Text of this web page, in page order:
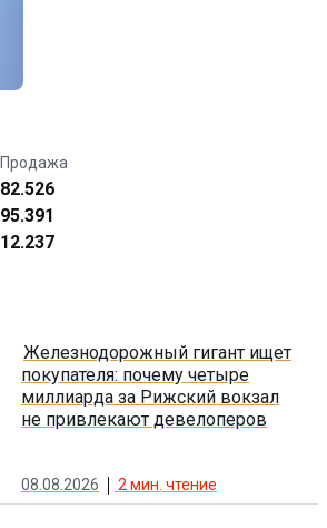
Продажа
82.526
95.391
12.237
Железнодорожный гигант ищет
покупателя: почему четыре
миллиарда за Рижский вокзал
не привлекают девелоперов
08.08.2026 2 мин. чтение